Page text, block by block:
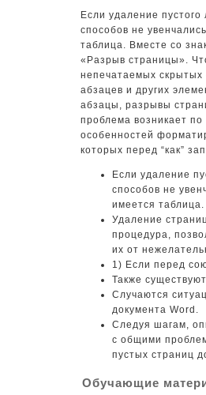
Если удаление
способов не
таблица. Вместе со
«Разрыв страницы».
непечатаемых скрытых
абзацев и других
абзацы, разрывы
проблема возникает
особенностей
которых перед “как”
Если удаление
способов не
имеется таблица.
Удаление
процедура,
их от
1) Если перед
Также
Случаются
документа Word.
Следуя шагам,
с общими
пустых страниц
Обучающие